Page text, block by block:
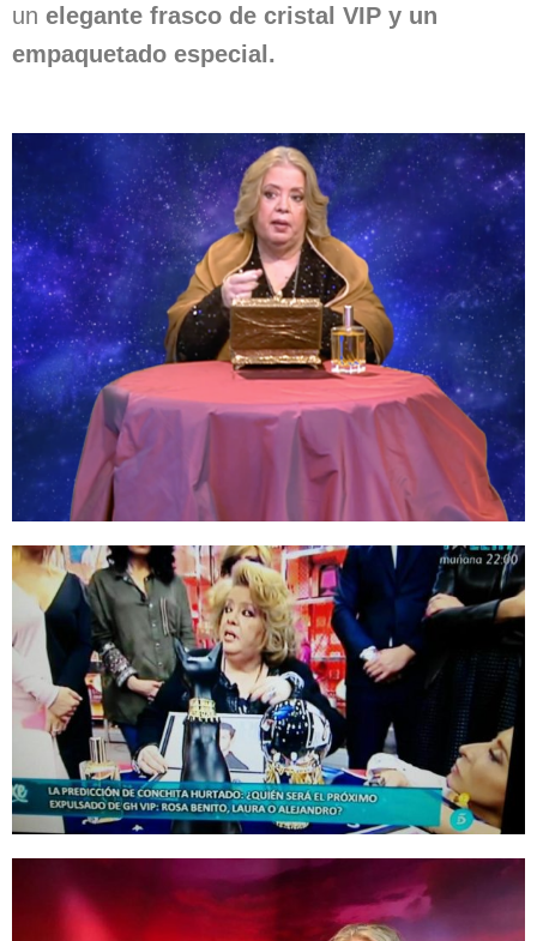
un elegante frasco de cristal VIP y un
empaquetado especial.